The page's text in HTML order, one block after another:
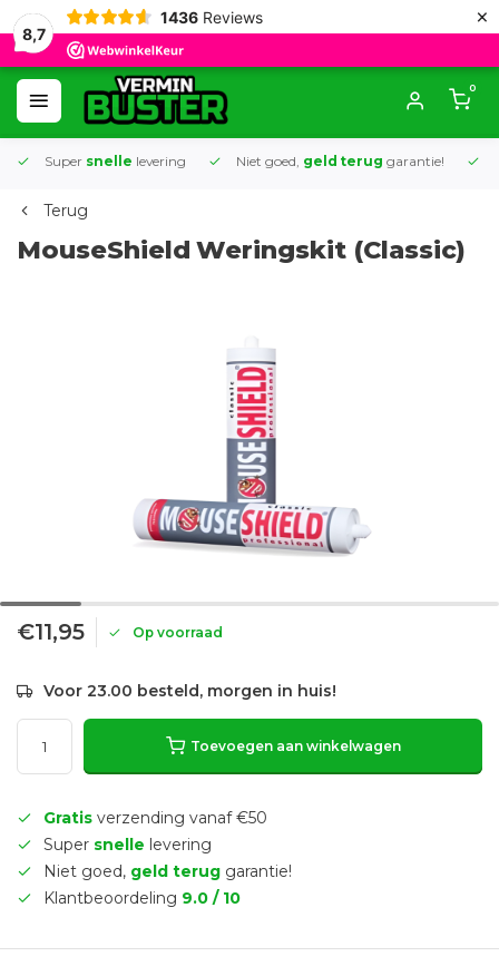
8,7
1436 Reviews ×
0
Super snelle levering Niet goed, geld terug garantie!
Terug
MouseShield Weringskit (Classic)
€11,95 Op voorraad
Voor 23.00 besteld, morgen in huis!
Toevoegen aan winkelwagen
Gratis verzending vanaf €50
Super snelle levering
Niet goed, geld terug garantie!
Klantbeoordeling 9.0 / 10